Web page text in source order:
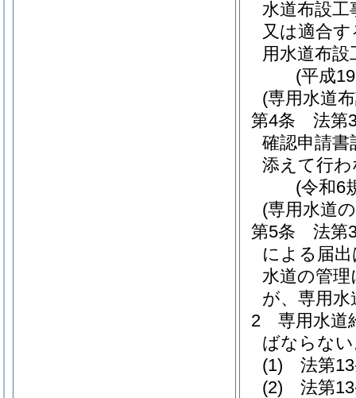
水道布設
又は適合
用水道布
(平成
(専用水道
第4条
法第
確認申請
添えて行
(令和6
(専用水道
第5条
法第
による届
水道の管
が、専用
2
専用水道
ばならな
(1)
法第
(2)
法第